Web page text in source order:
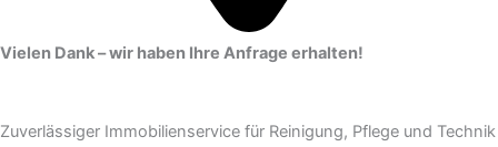
Vielen Dank – wir haben Ihre Anfrage erhalten!
Zuverlässiger Immobilienservice für Reinigung, Pflege und Technik